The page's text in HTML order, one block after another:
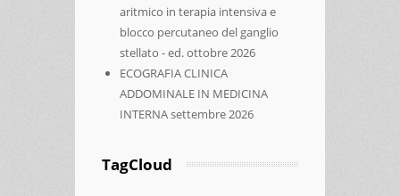
aritmico in terapia intensiva e
blocco percutaneo del ganglio
stellato - ed. ottobre 2026
ECOGRAFIA CLINICA
ADDOMINALE IN MEDICINA
INTERNA settembre 2026
TagCloud